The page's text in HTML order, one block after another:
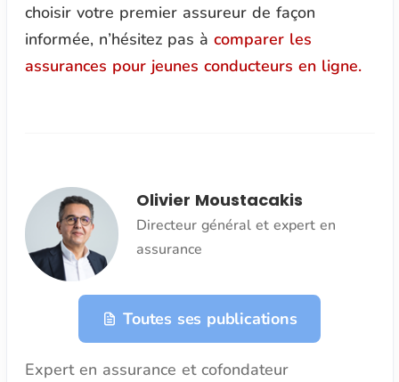
choisir votre premier assureur de façon
informée, n’hésitez pas à comparer les
assurances pour jeunes conducteurs en ligne.
Olivier Moustacakis
Directeur général et expert en
assurance
Toutes ses publications
Expert en assurance et cofondateur